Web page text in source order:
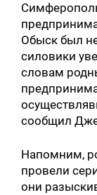
Обыск был
силовики
словам
сообщил
Напомним,
провели
они